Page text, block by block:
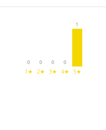
0
1★
0
2★
0
3★
0
4★
1
5★